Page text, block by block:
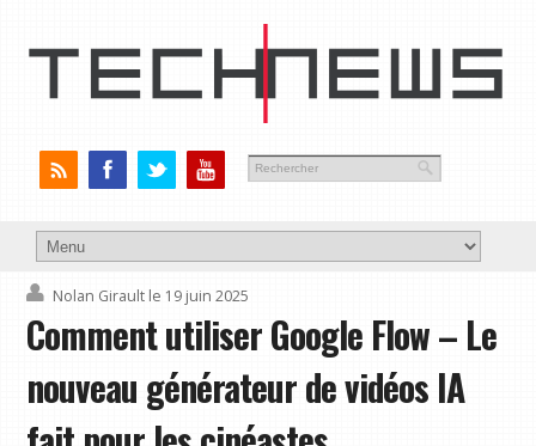
Nolan Girault le 19 juin 2025
Comment utiliser Google Flow – Le
nouveau générateur de vidéos IA